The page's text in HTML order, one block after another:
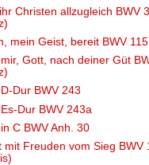
ihr Christen allzugleich BWV
mein Geist, bereit BWV
Gott, nach deiner Güt
Dur BWV 243
Dur BWV 243a
C BWV Anh. 30
mit Freuden vom Sieg BWV